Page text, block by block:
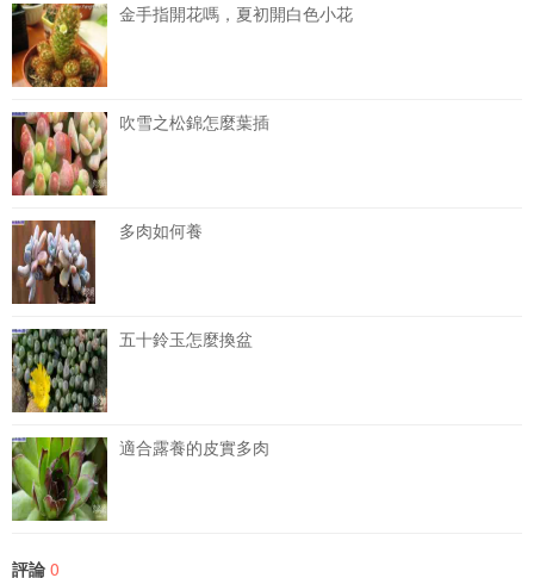
金手指開花嗎，夏初開白色小花
吹雪之松錦怎麼葉插
多肉如何養
五十鈴玉怎麼換盆
適合露養的皮實多肉
評論 0